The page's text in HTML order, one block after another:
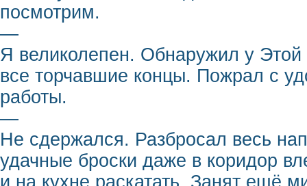
посмотрим.
—
Я великолепен. Обнаружил у
все торчавшие концы. Пожрал с
работы.
—
Не сдержался. Разбросал весь
удачные броски даже в коридор
и на кухне раскатать. Занят ещё